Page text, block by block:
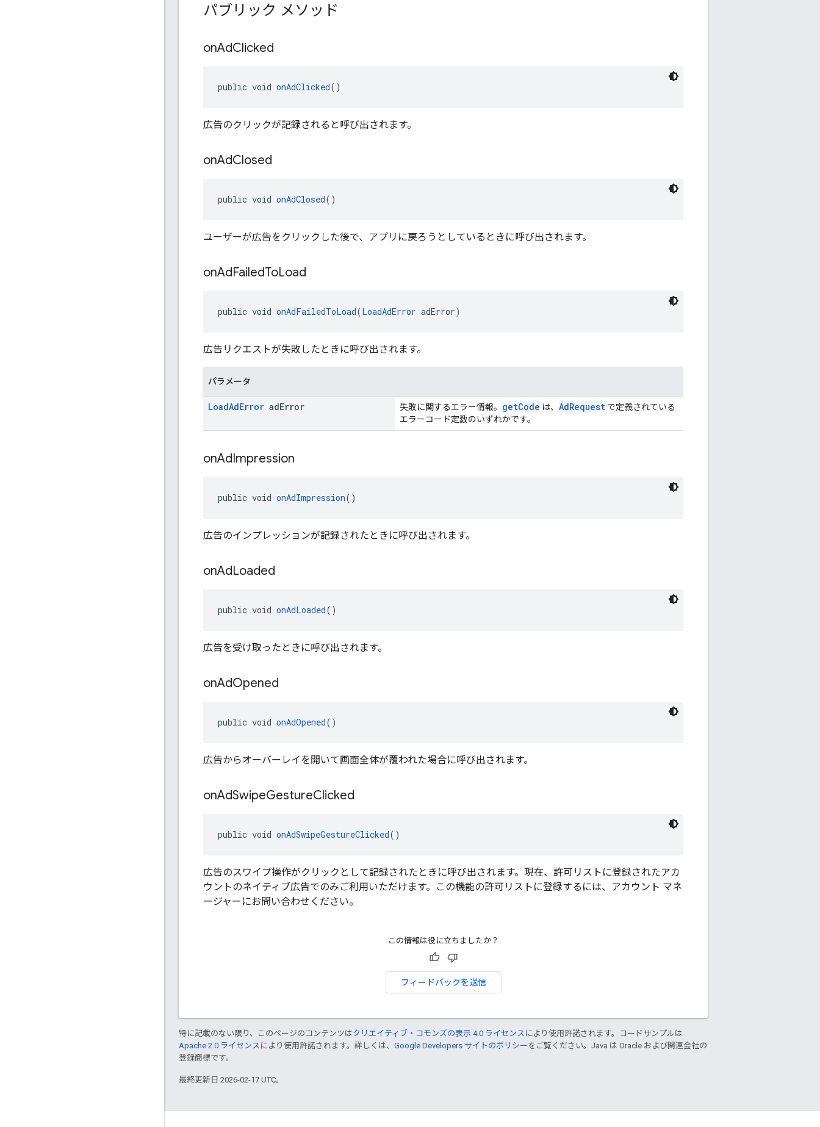
パブリック メソッド
onAdClicked
public void onAdClicked()
広告のクリックが記録されると呼び出されます。
onAdClosed
public void onAdClosed()
ユーザーが広告をクリックした後で、アプリに戻ろうとしているときに呼び出されます。
onAdFailedToLoad
public void onAdFailedToLoad(LoadAdError adError)
広告リクエストが失敗したときに呼び出されます。
パラメータ
LoadAdError adError 失敗に関するエラー情報。 getCode は、 AdRequest で定義されている
エラーコード定数のいずれかです。
onAdImpression
public void onAdImpression()
広告のインプレッションが記録されたときに呼び出されます。
onAdLoaded
public void onAdLoaded()
広告を受け取ったときに呼び出されます。
onAdOpened
public void onAdOpened()
広告からオーバーレイを開いて画面全体が覆われた場合に呼び出されます。
onAdSwipeGestureClicked
public void onAdSwipeGestureClicked()
広告のスワイプ操作がクリックとして記録されたときに呼び出されます。現在、許可リストに登録されたアカ
ウントのネイティブ広告でのみご利用いただけます。この機能の許可リストに登録するには、アカウント マネ
ージャーにお問い合わせください。
この情報は役に立ちましたか？
フィードバックを送信
特に記載のない限り、このページのコンテンツはクリエイティブ・コモンズの表示 4.0 ライセンス により使用許諾されます。コードサンプルは
Apache 2.0 ライセンス により使用許諾されます。詳しくは、 Google Developers サイトのポリシー をご覧ください。Java は Oracle および関連会社の
登録商標です。
最終更新日 2026-02-17 UTC。